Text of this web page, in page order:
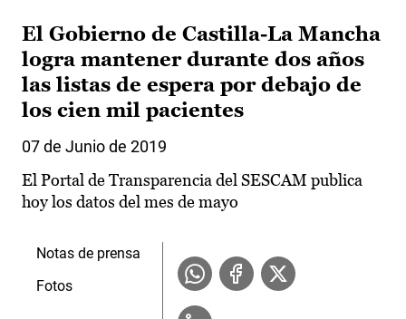
El Gobierno de Castilla-La Mancha
logra mantener durante dos años
las listas de espera por debajo de
los cien mil pacientes
07 de Junio de 2019
El Portal de Transparencia del SESCAM publica
hoy los datos del mes de mayo
Notas de prensa
Fotos